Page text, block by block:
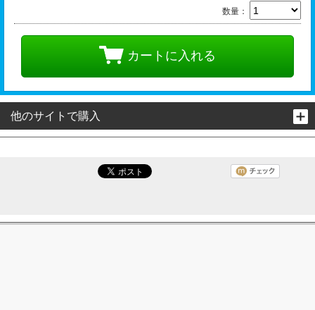
数量：
カートに入れる
他のサイトで購入